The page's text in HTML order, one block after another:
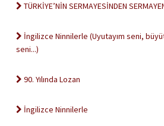
TÜRKİYE’NİN SERMAYESİNDEN
İngilizce Ninnilerle (Uyutayım seni,
seni...)
90. Yılında Lozan
İngilizce Ninnilerle